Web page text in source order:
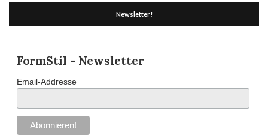
Newsletter!
FormStil - Newsletter
Email-Addresse